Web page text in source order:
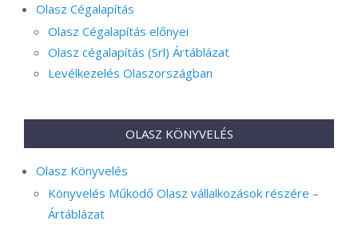
Olasz Cégalapítás
Olasz Cégalapítás előnyei
Olasz cégalapítás (Srl) Ártáblázat
Levélkezelés Olaszországban
OLASZ KÖNYVELÉS
Olasz Könyvelés
Könyvelés Működő Olasz vállalkozások részére –
Ártáblázat